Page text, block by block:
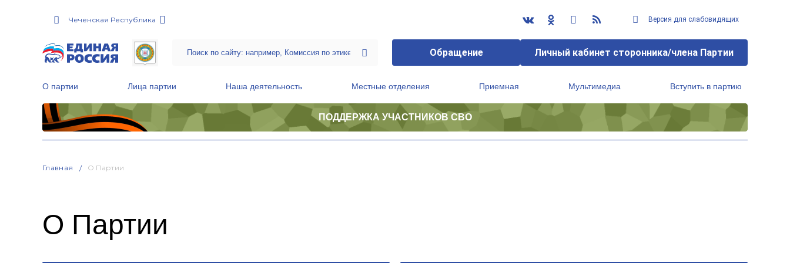
Чеченская Республика Версия для слабовидящих
Обращение Личный кабинет сторонника/члена Партии
О партии Лица партии Наша деятельность Местные отделения Приемная Мультимедиа Вступить в партию
ПОДДЕРЖКА УЧАСТНИКОВ СВО
Главная О Партии
О Партии